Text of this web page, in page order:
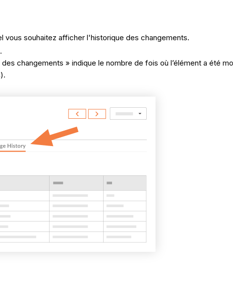
vous souhaitez afficher l'historique des changements.
.
changements » indique le nombre de fois où l’élément a été